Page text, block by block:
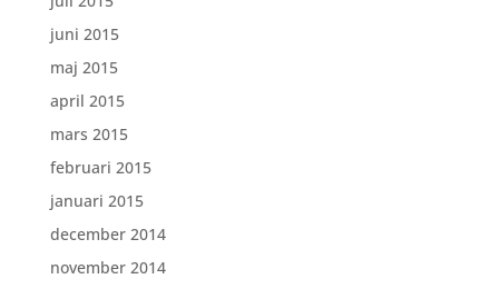
juni 2015
maj 2015
april 2015
mars 2015
februari 2015
januari 2015
december 2014
november 2014